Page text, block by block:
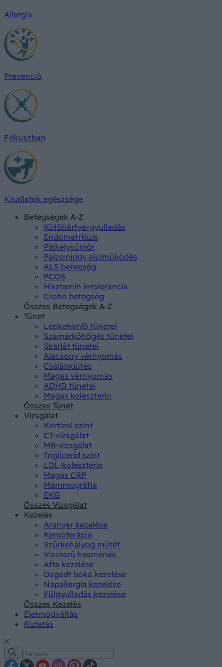
Allergia
Prevenció
Fókuszban
Kisállatok egészsége
Betegségek A-Z
Kötőhártya-gyulladás
Endometriózis
Pikkelysömör
Pajzsmirigy alulműködés
ALS betegség
PCOS
Hisztamin intolerancia
Crohn betegség
Összes Betegségek A-Z
Tünet
Lepkehimlő tünetei
Szamárköhögés tünetei
Skarlát tünetei
Alacsony vérnyomás
Csalánkiütés
Magas vérnyomás
ADHD tünetei
Magas koleszterin
Összes Tünet
Vizsgálat
Kortizol szint
CT-vizsgálat
MR-vizsgálat
Triglicerid szint
LDL-koleszterin
Magas CRP
Mammográfia
EKG
Összes Vizsgálat
Kezelés
Aranyér kezelése
Kemoterápia
Szürkehályog műtét
Vízszerű hasmenés
Afta kezelése
Dagadt boka kezelése
Napallergia kezelése
Fülgyulladás kezelése
Összes Kezelés
Életmódváltás
Kutatás